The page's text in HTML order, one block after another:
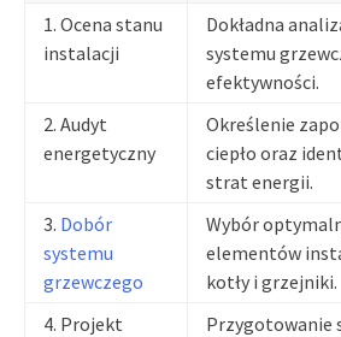
1. Ocena stanu
instalacji
Dokładna
systemu
efektywności.
2. Audyt
energetyczny
Określenie
ciepło oraz
strat energii.
3. Dobór
systemu
grzewczego
Wybór
elementów
kotły i grzejniki.
4. Projekt
Przygotowanie